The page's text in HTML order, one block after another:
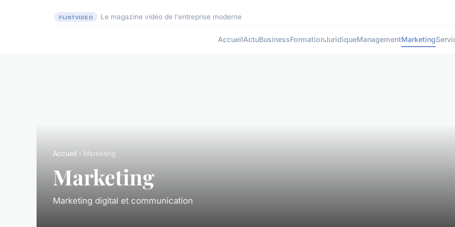
Le magazine vidéo de l'entreprise moderne
AccueilActuBusinessFormationJuridiqueManagementMarketing
Accueil › Marketing
Marketing
Marketing digital et communication